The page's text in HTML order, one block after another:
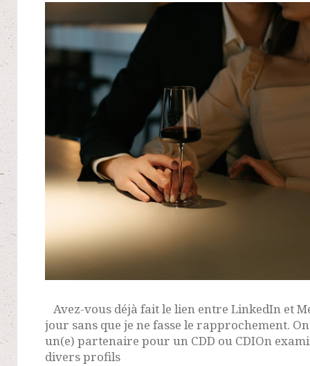
Avez-vous déjà fait le lien entre LinkedIn et
jour sans que je ne fasse le rapprochement.
un(e) partenaire pour un CDD ou CDIOn
divers profils